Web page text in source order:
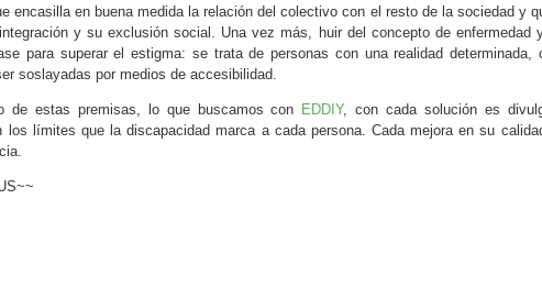
encasilla en buena medida la relación del colectivo con el resto de la sociedad y
y su exclusión social. Una vez más, huir del concepto de enfermedad
para superar el estigma: se trata de personas con una realidad
soslayadas por medios de accesibilidad.
de estas premisas, lo que buscamos con EDDIY, con cada solución es
los límites que la discapacidad marca a cada persona. Cada mejora en su